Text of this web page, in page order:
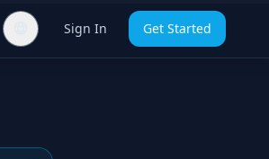
Sign In Get Started